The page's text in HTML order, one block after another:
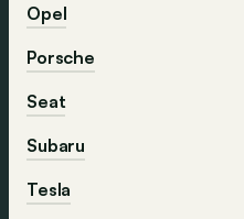
Opel
Porsche
Seat
Subaru
Tesla